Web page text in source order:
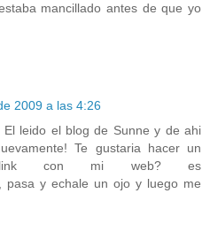
mancillado antes de que yo
2009 a las 4:26
El leido el blog de Sunne y de ahi
Te gustaria hacer un
link con mi web? es
pasa y echale un ojo y luego me